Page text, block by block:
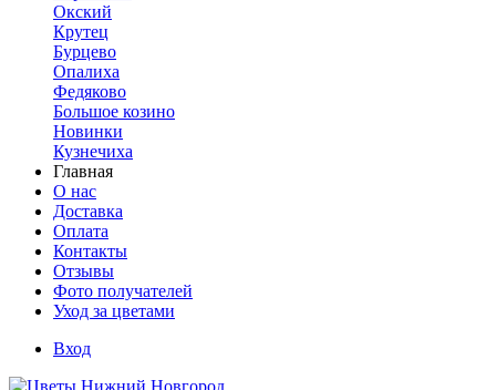
Окский
Крутец
Бурцево
Опалиха
Федяково
Большое козино
Новинки
Кузнечиха
Главная
О нас
Доставка
Оплата
Контакты
Отзывы
Фото получателей
Уход за цветами
Вход